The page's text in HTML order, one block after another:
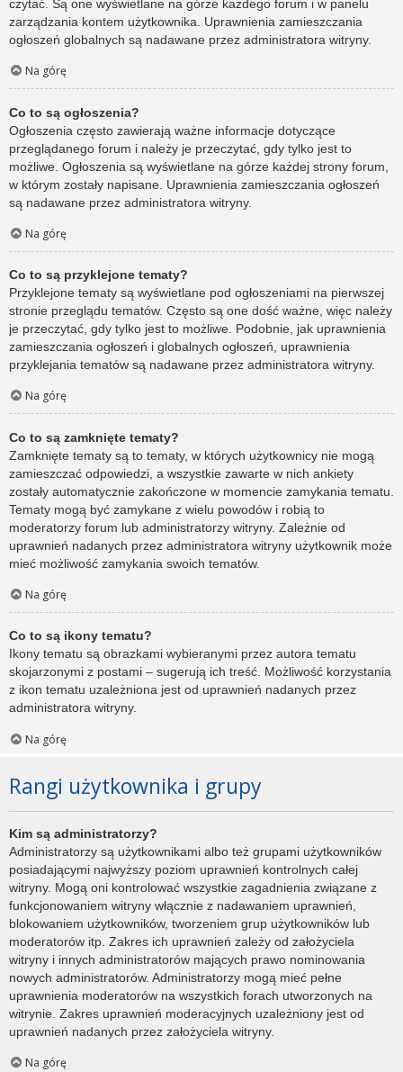
czytać. Są one wyświetlane na górze każdego forum i w panelu
zarządzania kontem użytkownika. Uprawnienia zamieszczania
ogłoszeń globalnych są nadawane przez administratora witryny.
Na górę
Co to są ogłoszenia?
Ogłoszenia często zawierają ważne informacje dotyczące
przeglądanego forum i należy je przeczytać, gdy tylko jest to
możliwe. Ogłoszenia są wyświetlane na górze każdej strony forum,
w którym zostały napisane. Uprawnienia zamieszczania ogłoszeń
są nadawane przez administratora witryny.
Na górę
Co to są przyklejone tematy?
Przyklejone tematy są wyświetlane pod ogłoszeniami na pierwszej
stronie przeglądu tematów. Często są one dość ważne, więc należy
je przeczytać, gdy tylko jest to możliwe. Podobnie, jak uprawnienia
zamieszczania ogłoszeń i globalnych ogłoszeń, uprawnienia
przyklejania tematów są nadawane przez administratora witryny.
Na górę
Co to są zamknięte tematy?
Zamknięte tematy są to tematy, w których użytkownicy nie mogą
zamieszczać odpowiedzi, a wszystkie zawarte w nich ankiety
zostały automatycznie zakończone w momencie zamykania tematu.
Tematy mogą być zamykane z wielu powodów i robią to
moderatorzy forum lub administratorzy witryny. Zależnie od
uprawnień nadanych przez administratora witryny użytkownik może
mieć możliwość zamykania swoich tematów.
Na górę
Co to są ikony tematu?
Ikony tematu są obrazkami wybieranymi przez autora tematu
skojarzonymi z postami – sugerują ich treść. Możliwość korzystania
z ikon tematu uzależniona jest od uprawnień nadanych przez
administratora witryny.
Na górę
Rangi użytkownika i grupy
Kim są administratorzy?
Administratorzy są użytkownikami albo też grupami użytkowników
posiadającymi najwyższy poziom uprawnień kontrolnych całej
witryny. Mogą oni kontrolować wszystkie zagadnienia związane z
funkcjonowaniem witryny włącznie z nadawaniem uprawnień,
blokowaniem użytkowników, tworzeniem grup użytkowników lub
moderatorów itp. Zakres ich uprawnień zależy od założyciela
witryny i innych administratorów mających prawo nominowania
nowych administratorów. Administratorzy mogą mieć pełne
uprawnienia moderatorów na wszystkich forach utworzonych na
witrynie. Zakres uprawnień moderacyjnych uzależniony jest od
uprawnień nadanych przez założyciela witryny.
Na górę